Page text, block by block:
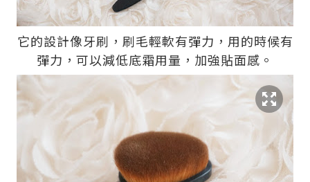
它的設計像牙刷，刷毛輕軟有彈力，用的時候有
彈力，可以減低底霜用量，加強貼面感。